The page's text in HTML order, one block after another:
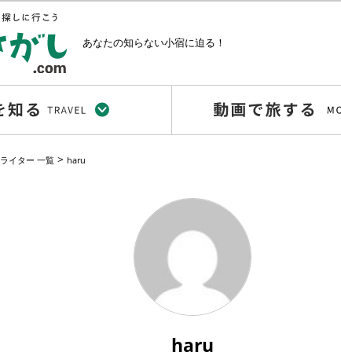
あなたの知らない小宿に迫る！
ライター 一覧 > haru
haru